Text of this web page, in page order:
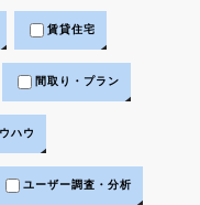
賃貸住宅
間取り・プラン
ハウ
ユーザー調査・分析